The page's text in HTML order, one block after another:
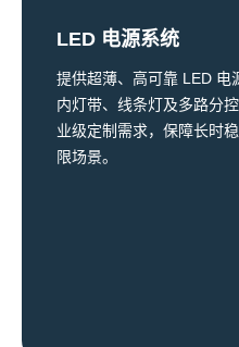
LED 电源系统
提供超薄、高可靠 LED 电
内灯带、线条灯及多路分
业级定制需求，保障长时
限场景。